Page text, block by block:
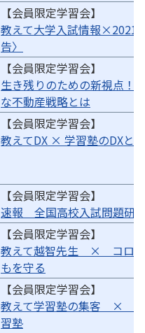
【会員限定学習会】
教えて大学入試情報×2021
告〉
【会員限定学習会】
生き残りのための新視点！
な不動産戦略とは
【会員限定学習会】
教えてDX × 学習塾のDXとは
【会員限定学習会】
速報 全国高校入試問題研
【会員限定学習会】
教えて越智先生 × コロナ
もを守る
【会員限定学習会】
教えて学習塾の集客 × デ
習塾